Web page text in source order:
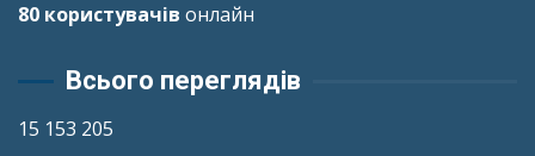
80 користувачів онлайн
Всього переглядів
15 153 205